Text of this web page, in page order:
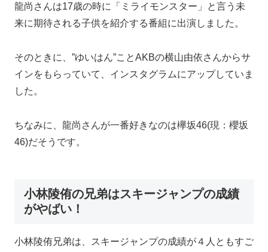
龍尚さんは17歳の時に「ミライモンスター」と言う未
来に期待される子供を紹介する番組に出演しました。
そのときに、”ゆいはん”ことAKBの横山由依さんからサ
インをもらっていて、インスタグラムにアップしていま
した。
ちなみに、 龍尚さんが一番好きなのは欅坂46(現：櫻坂
46)だそうです。
小林陵侑の兄弟はスキージャンプの成績
がやばい！
小林陵侑兄弟は、スキージャンプの成績が４人ともすご